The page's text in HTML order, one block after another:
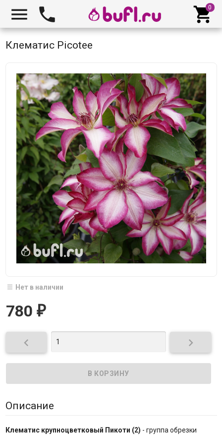
  
Клематис Picotee
Нет в наличии
780 ₽
 
Описание
Клематис крупноцветковый Пикоти (2) - группа обрезки